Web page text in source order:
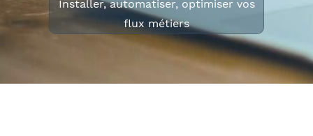
Installer, automatiser, optimiser vos
flux métiers